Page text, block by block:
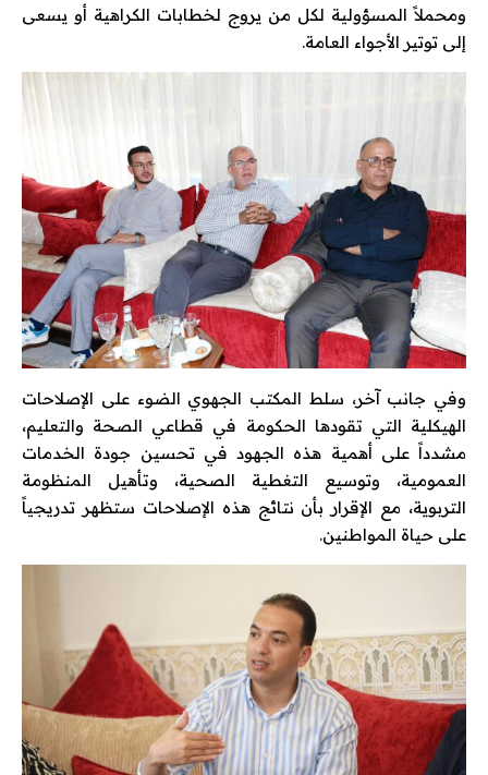
ومحملاً المسؤولية لكل من يروج لخطابات الكراهية أو يسعى
إلى توتير الأجواء العامة.
وفي جانب آخر، سلط المكتب الجهوي الضوء على الإصلاحات
الهيكلية التي تقودها الحكومة في قطاعي الصحة والتعليم،
مشدداً على أهمية هذه الجهود في تحسين جودة الخدمات
العمومية، وتوسيع التغطية الصحية، وتأهيل المنظومة
التربوية، مع الإقرار بأن نتائج هذه الإصلاحات ستظهر تدريجياً
على حياة المواطنين.